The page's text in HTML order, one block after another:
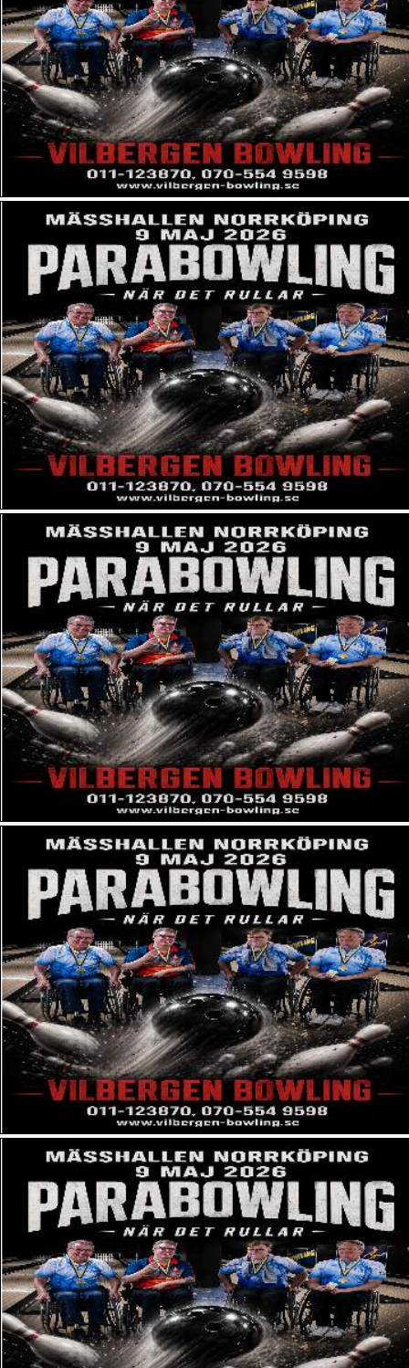
Nordmanna Bowling
Nässjö Bowling Center
OLearys Luleå
PS Väsby Bowling (Upplands Väsby)
Rock & Bowl Mariatorget (Stockholm)
Sollentuna Bowlinghall AB (Stockholm)
Strajk Alley (Boden)
Strike & Co (Göteborg)
Strike & Co (Örebro)
Strike House Lundby
Strike Kramfors
Sundbybergs Bowlinghall (Stockholm)
Superbowl Nyköping (Nyköping)
Södertälje Bollhall
Täby Bowling & Restaurang
Varbergs Bowlinghall
Veitvet Bowling Senter AS
Vilbergen Bowling (Norrköping)
Vimmerby Bowling
Vänersborgs Bowlinghall
Åkeshovs Bowlingcenter
Stäng